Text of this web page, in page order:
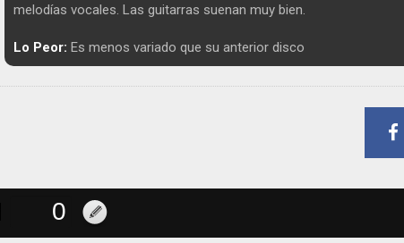
melodías vocales. Las guitarras suenan muy bien.
Lo Peor: Es menos variado que su anterior disco